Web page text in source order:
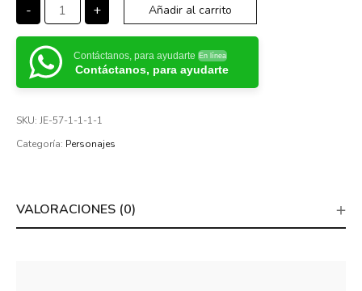
- + Añadir al carrito
Contáctanos, para ayudarte En línea
Contáctanos, para ayudarte
SKU: JE-57-1-1-1-1
Categoría: Personajes
VALORACIONES (0)